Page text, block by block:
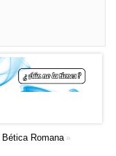
Bética Romana»